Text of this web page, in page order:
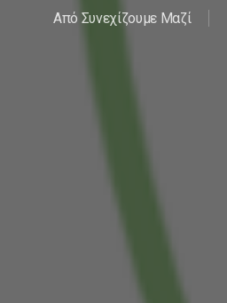
Από Συνεχίζουμε Μαζί